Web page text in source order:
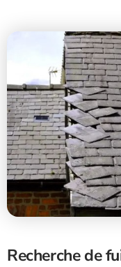
Recherche de